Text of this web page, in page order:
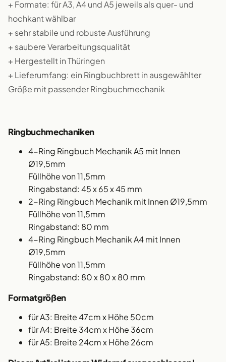
+ Formate: für A3, A4 und A5 jeweils als quer- und
hochkant wählbar
+ sehr stabile und robuste Ausführung
+ saubere Verarbeitungsqualität
+ Hergestellt in Thüringen
+ Lieferumfang: ein Ringbuchbrett in ausgewählter
Größe mit passender Ringbuchmechanik
Ringbuchmechaniken
4-Ring Ringbuch Mechanik A5 mit Innen
Ø19,5mm
Füllhöhe von 11,5mm
Ringabstand: 45 x 65 x 45 mm
2-Ring Ringbuch Mechanik mit Innen Ø19,5mm
Füllhöhe von 11,5mm
Ringabstand: 80 mm
4-Ring Ringbuch Mechanik A4 mit Innen
Ø19,5mm
Füllhöhe von 11,5mm
Ringabstand: 80 x 80 x 80 mm
Formatgrößen
für A3: Breite 47cm x Höhe 50cm
für A4: Breite 34cm x Höhe 36cm
für A5: Breite 24cm x Höhe 26cm